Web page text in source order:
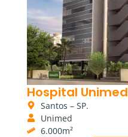
Hospital
Santos – SP.
Unimed
6.000m²